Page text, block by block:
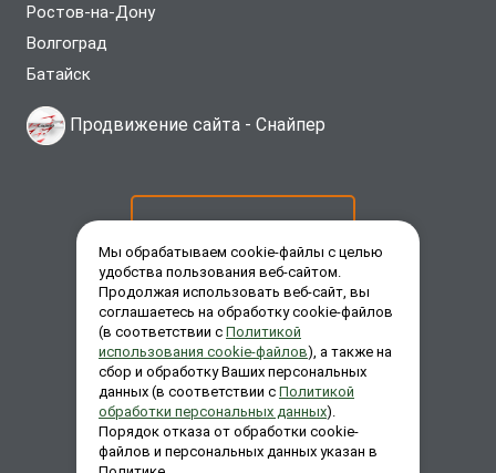
Ростов-на-Дону
Волгоград
Батайск
Продвижение сайта - Снайпер
ЗАКАЗАТЬ ЗВОНОК
ЗАДАТЬ ВОПРОС
Мы обрабатываем cookie-файлы с целью
удобства пользования веб-сайтом.
Продолжая использовать веб-сайт, вы
соглашаетесь на обработку cookie-файлов
(в соответствии с Политикой
использования cookie-файлов), а также на
сбор и обработку Ваших персональных
данных (в соответствии с Политикой
обработки персональных данных).
Порядок отказа от обработки cookie-
файлов и персональных данных указан в